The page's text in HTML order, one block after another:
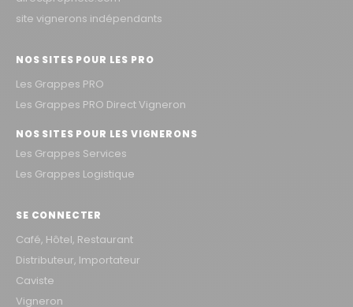
site vignerons indépendants
NOS SITES POUR LES PRO
Les Grappes PRO
Les Grappes PRO Direct Vigneron
NOS SITES POUR LES VIGNERONS
Les Grappes Services
Les Grappes Logistique
SE CONNECTER
Café, Hôtel, Restaurant
Distributeur, Importateur
Caviste
Vigneron